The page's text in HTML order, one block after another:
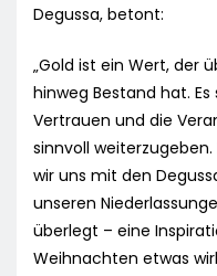
Degussa, betont:
„Gold ist ein Wert, der
hinweg Bestand hat.
Vertrauen und die
sinnvoll
wir uns mit den
unseren
überlegt – eine
Weihnachten etwas